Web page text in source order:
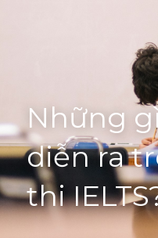
Từ vựng theo topic
Từ vựng theo Topic
Vocabulary -
Grammar
HỌC THỬ →
Những
diễn ra
thi